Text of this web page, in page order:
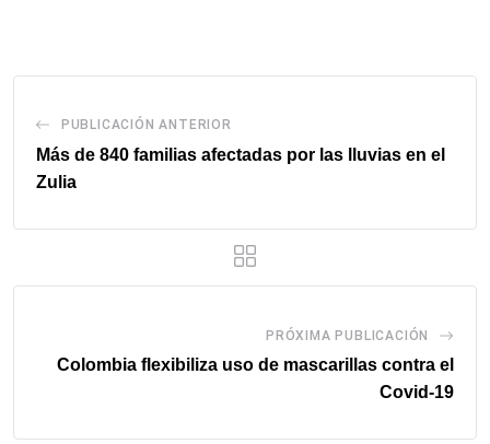
PUBLICACIÓN ANTERIOR
Más de 840 familias afectadas por las lluvias en el
Zulia
PRÓXIMA PUBLICACIÓN
Colombia flexibiliza uso de mascarillas contra el
Covid-19